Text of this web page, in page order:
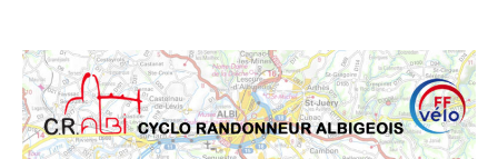
contenu